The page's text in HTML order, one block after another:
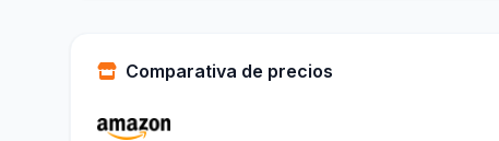
Comparativa de precios